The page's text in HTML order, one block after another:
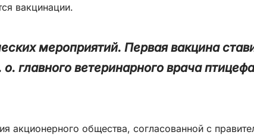
вакцинации.
мероприятий. Первая вакцина
главного ветеринарного врача
акционерного общества, согласованной с